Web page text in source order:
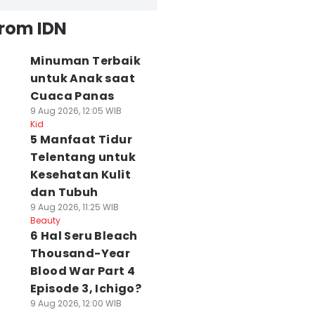
IDN
Minuman Terbaik
untuk Anak saat
Cuaca Panas
9 Aug 2026, 12:05 WIB
Kid
5 Manfaat Tidur
Telentang untuk
Kesehatan Kulit
dan Tubuh
9 Aug 2026, 11:25 WIB
Beauty
6 Hal Seru Bleach
Thousand-Year
Blood War Part 4
Episode 3, Ichigo?
9 Aug 2026, 12:00 WIB